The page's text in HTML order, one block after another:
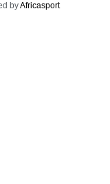
byAfricasport